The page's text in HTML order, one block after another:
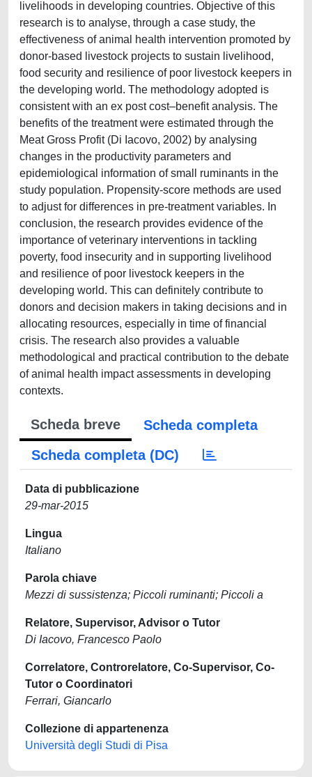
livelihoods in developing countries. Objective of this
research is to analyse, through a case study, the
effectiveness of animal health intervention promoted by
donor-based livestock projects to sustain livelihood,
food security and resilience of poor livestock keepers in
the developing world. The methodology adopted is
consistent with an ex post cost–benefit analysis. The
benefits of the treatment were estimated through the
Meat Gross Profit (Di Iacovo, 2002) by analysing
changes in the productivity parameters and
epidemiological information of small ruminants in the
study population. Propensity-score methods are used
to adjust for differences in pre-treatment variables. In
conclusion, the research provides evidence of the
importance of veterinary interventions in tackling
poverty, food insecurity and in supporting livelihood
and resilience of poor livestock keepers in the
developing world. This can definitely contribute to
donors and decision makers in taking decisions and in
allocating resources, especially in time of financial
crisis. The research also provides a valuable
methodological and practical contribution to the debate
of animal health impact assessments in developing
contexts.
Scheda breve
Scheda completa
Scheda completa (DC)
Data di pubblicazione
29-mar-2015
Lingua
Italiano
Parola chiave
Mezzi di sussistenza; Piccoli ruminanti; Piccoli a
Relatore, Supervisor, Advisor o Tutor
Di Iacovo, Francesco Paolo
Correlatore, Controrelatore, Co-Supervisor, Co-
Tutor o Coordinatori
Ferrari, Giancarlo
Collezione di appartenenza
Università degli Studi di Pisa